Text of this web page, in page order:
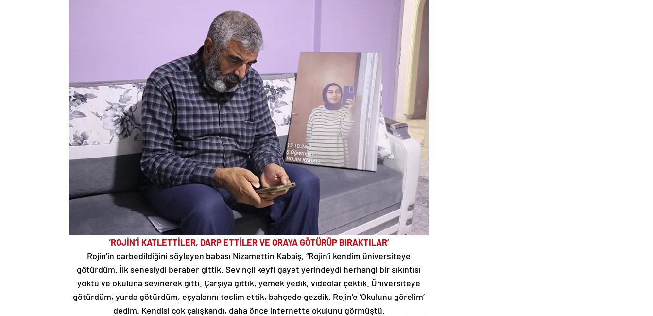
‘ROJİN’İ KATLETTİLER, DARP ETTİLER VE ORAYA GÖTÜRÜP BIRAKTILAR’
Rojin’in darbedildiğini söyleyen babası Nizamettin Kabaiş, “Rojin’i kendim üniversiteye
götürdüm. İlk senesiydi beraber gittik. Sevinçli keyfi gayet yerindeydi herhangi bir sıkıntısı
yoktu ve okuluna sevinerek gitti. Çarşıya gittik, yemek yedik, videolar çektik. Üniversiteye
götürdüm, yurda götürdüm, eşyalarını teslim ettik, bahçede gezdik. Rojin’e ‘Okulunu görelim’
dedim. Kendisi çok çalışkandı, daha önce internette okulunu görmüştü.